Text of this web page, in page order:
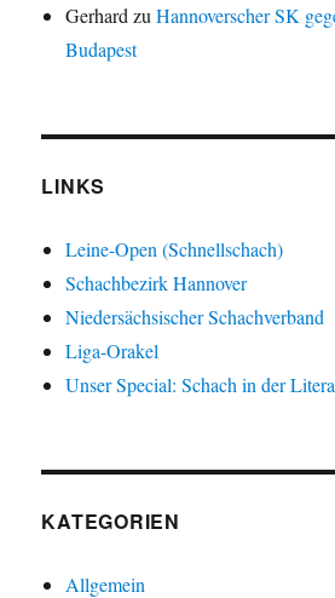
Gerhard zuHannoverscher SK
Budapest
LINKS
Leine-Open (Schnellschach)
Schachbezirk Hannover
Niedersächsischer Schachverband
Liga-Orakel
Unser Special: Schach in der
KATEGORIEN
Allgemein